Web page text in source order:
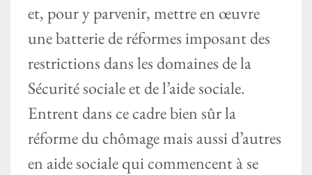
et, pour y parvenir, mettre en œuvre
une batterie de réformes imposant des
restrictions dans les domaines de la
Sécurité sociale et de l’aide sociale.
Entrent dans ce cadre bien sûr la
réforme du chômage mais aussi d’autres
en aide sociale qui commencent à se